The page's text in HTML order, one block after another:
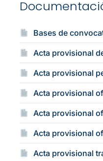
Bases de
Acta provisional
Acta provisional
Acta provisional
Acta provisional
Acta provisional
Acta provisional